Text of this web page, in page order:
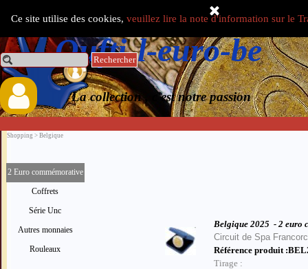
Ce site utilise des cookies, veuillez lire la note d'information sur le
Oufti-l-euro-be
Rechercher
0.00 € La collection , c'est notre passion
Shopping > Belgique
2 Euro commémorative
Coffrets
Série Unc
Autres monnaies
Rouleaux
Belgique 2025 - 2 euro
Circuit de Spa
Référence produit
Tirage :